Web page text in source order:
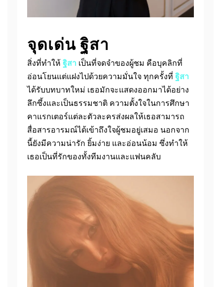
จุดเด่น ฐิสา
สิ่งที่ทำให้ ฐิสา เป็นที่จดจำของผู้ชม คือบุคลิกที่
อ่อนโยนแต่แฝงไปด้วยความมั่นใจ ทุกครั้งที่ ฐิสา
ได้รับบทบาทใหม่ เธอมักจะแสดงออกมาได้อย่าง
ลึกซึ้งและเป็นธรรมชาติ ความตั้งใจในการศึกษา
คาแรกเตอร์แต่ละตัวละครส่งผลให้เธอสามารถ
สื่อสารอารมณ์ได้เข้าถึงใจผู้ชมอยู่เสมอ นอกจาก
นี้ยังมีความน่ารัก ยิ้มง่าย และอ่อนน้อม ซึ่งทำให้
เธอเป็นที่รักของทั้งทีมงานและแฟนคลับ